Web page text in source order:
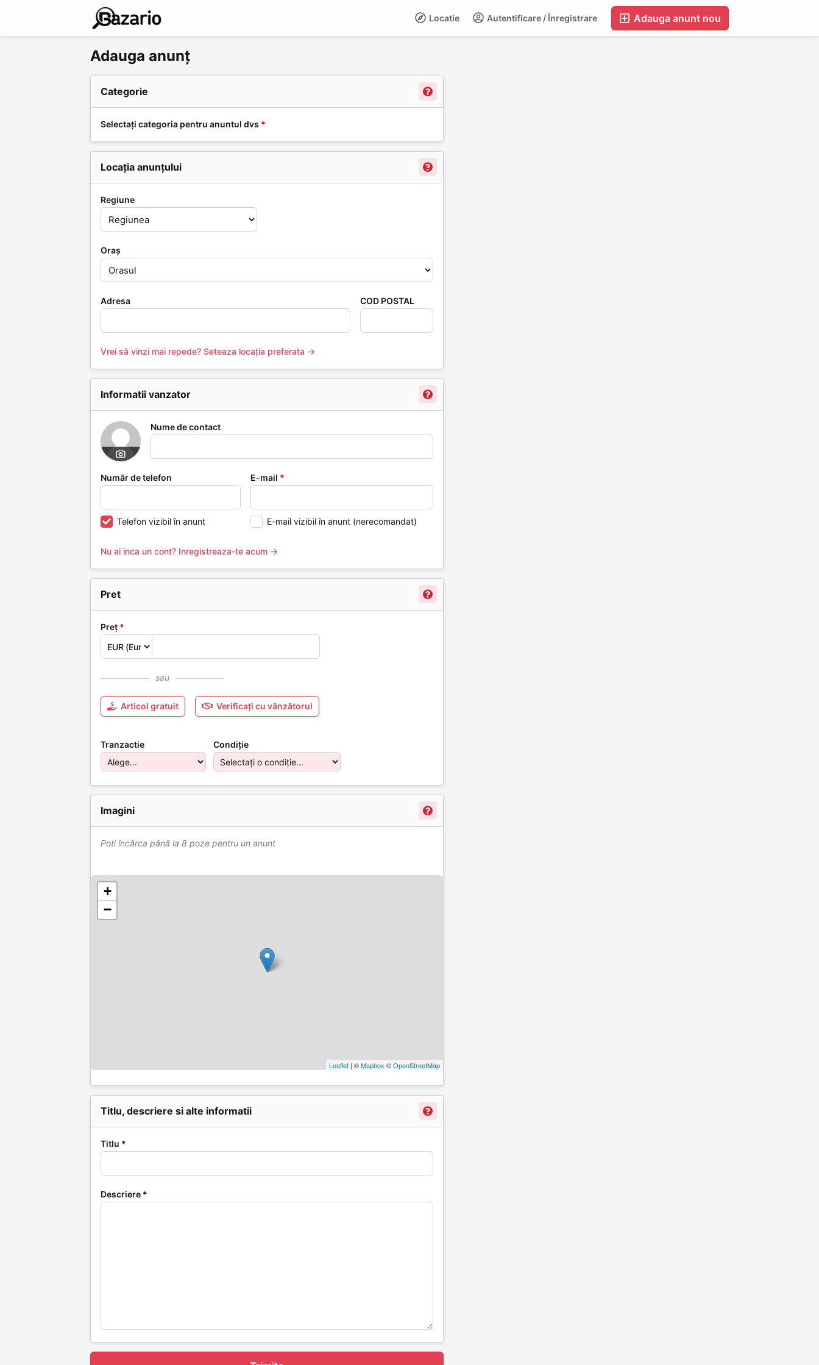
Adauga anunt nou
Autentificare / Înregistrare
Locatie
Adauga anunț
Categorie
Selectați categoria pentru anuntul dvs *
Locația anunțului
Regiune
Oraș
Adresa COD POSTAL
Vrei să vinzi mai repede? Seteaza locația preferata →
Informatii vanzator
Nume de contact
Număr de telefon
Telefon vizibil în anunt
E-mail *
E-mail vizibil în anunt (nerecomandat)
Nu ai inca un cont? Inregistreaza-te acum →
Pret
Preț *
sau
Articol gratuit Verificați cu vânzătorul
Tranzactie Condiție
Imagini
Poti încărca până la 8 poze pentru un anunt
+
−
Leaflet | ©Mapbox ©OpenStreetMap
Titlu, descriere si alte informatii
Titlu *
Descriere *